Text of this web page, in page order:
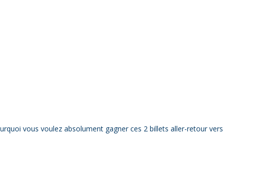
vous voulez absolument gagner ces 2 billets aller-retour vers